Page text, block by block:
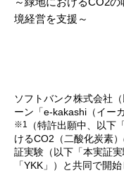
境経営を支援～
ソフトバンク株式会社
ーン「e-kakashi（イー
※1
（特許出願中、以下
けるCO2（二酸化炭素
証実験（以下「本実証
「YKK」）と共同で開